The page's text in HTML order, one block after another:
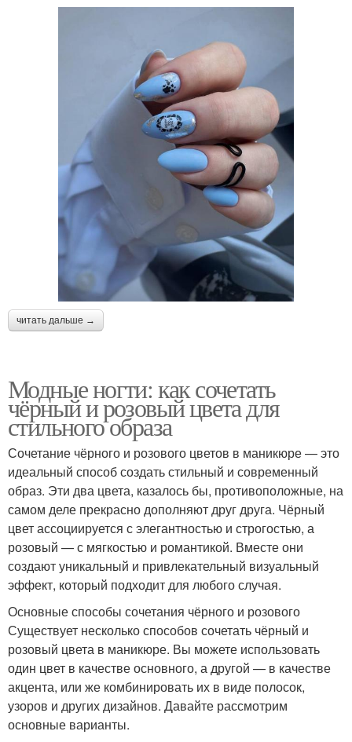
читать дальше →
Модные ногти: как сочетать
чёрный и розовый цвета для
стильного образа
Сочетание чёрного и розового цветов в маникюре — это
идеальный способ создать стильный и современный
образ. Эти два цвета, казалось бы, противоположные, на
самом деле прекрасно дополняют друг друга. Чёрный
цвет ассоциируется с элегантностью и строгостью, а
розовый — с мягкостью и романтикой. Вместе они
создают уникальный и привлекательный визуальный
эффект, который подходит для любого случая.
Основные способы сочетания чёрного и розового
Существует несколько способов сочетать чёрный и
розовый цвета в маникюре. Вы можете использовать
один цвет в качестве основного, а другой — в качестве
акцента, или же комбинировать их в виде полосок,
узоров и других дизайнов. Давайте рассмотрим
основные варианты.